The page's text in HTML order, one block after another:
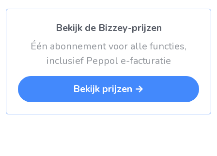
Bekijk de Bizzey-prijzen
Één abonnement voor alle functies,
inclusief Peppol e-facturatie
Bekijk prijzen →